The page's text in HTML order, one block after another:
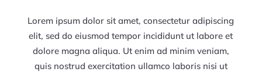
Lorem ipsum dolor sit amet, consectetur adipiscing
elit, sed do eiusmod tempor incididunt ut labore et
dolore magna aliqua. Ut enim ad minim veniam,
quis nostrud exercitation ullamco laboris nisi ut